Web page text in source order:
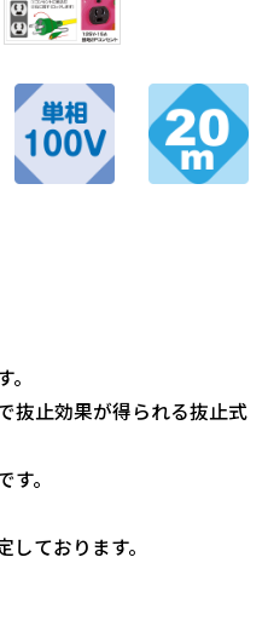
抜止効果が得られる抜止式
。
ております。